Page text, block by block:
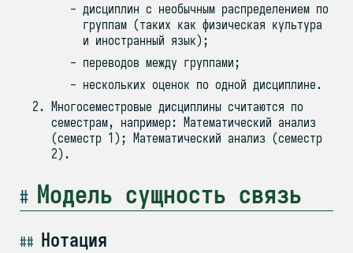
дисциплин с необычным распределением по
группам (таких как физическая культура
и иностранный язык);
переводов между группами;
нескольких оценок по одной дисциплине.
Многосеместровые дисциплины считаются по
семестрам, например: Математический анализ
(семестр 1); Математический анализ (семестр
2).
Модель сущность связь
Нотация